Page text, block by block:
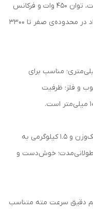
موتور الکتریکی قدرتمند به ولتاژ 240-220 ولت، توان 450 وات و فرکانس
60-50 هرتز؛ قابلیت ایجاد سرعت در حالت آزاد در محدوده‌ی صفر تا 3300
مستحکم، تمام فلزی، آچاری و 10 میلی‌متری؛ مناسب برای
و فلز؛ ظرفیت
دارای طراحی ارگونومیک، کوچک، کم‌حجم، سبک‌وزن و 1.5 کیلوگرمی به
طولانی‌مدت؛ خوش‌دست و
دقیق سرعت مته متناسب